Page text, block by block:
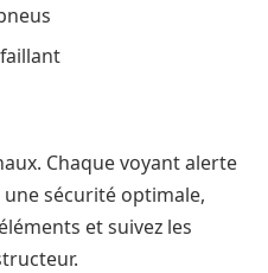
Chaque voyant alerte
sécurité optimale,
et suivez les